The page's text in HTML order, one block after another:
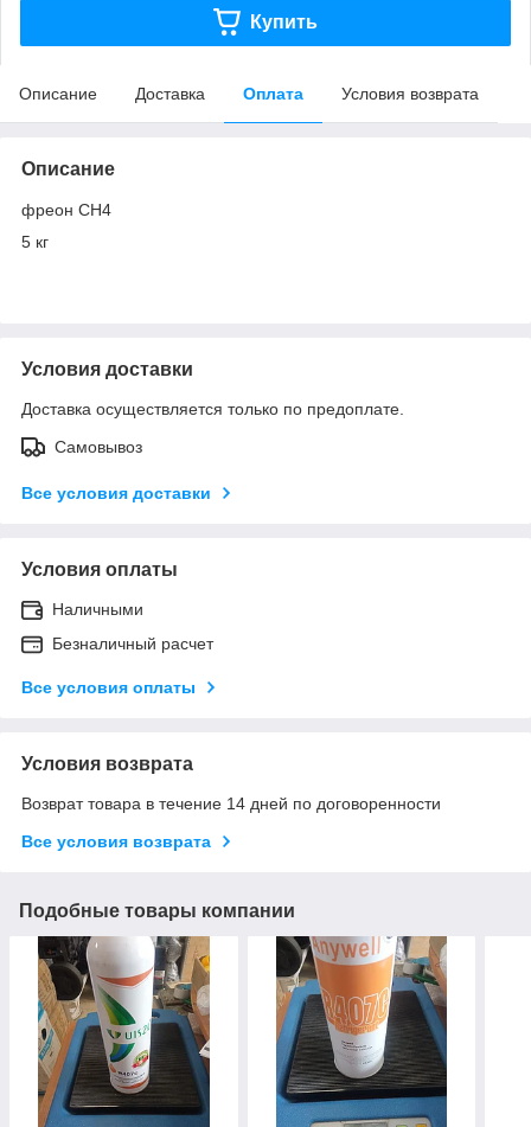
Купить
Описание Доставка Оплата Условия возврата
Описание
фреон CH4
5 кг
Условия доставки
Доставка осуществляется только по предоплате.
Самовывоз
Все условия доставки
Условия оплаты
Наличными
Безналичный расчет
Все условия оплаты
Условия возврата
Возврат товара в течение 14 дней по договоренности
Все условия возврата
Подобные товары компании